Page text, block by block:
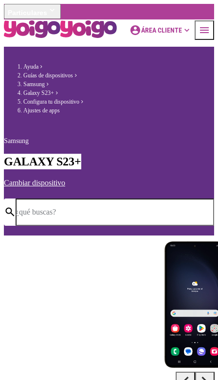
ÁREA CLIENTE
Ayuda
Guías de dispositivos
Samsung
Galaxy S23+
Configura tu dispositivo
Ajustes de apps
Samsung
GALAXY S23+
Cambiar dispositivo
¿qué buscas?